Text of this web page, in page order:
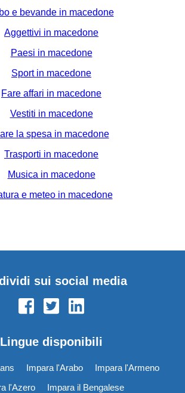
e bevande in macedone
Aggettivi in macedone
Paesi in macedone
Sport in macedone
Fare affari in macedone
Vestiti in macedone
la spesa in macedone
Trasporti in macedone
Musica in macedone
e meteo in macedone
sui social media
Lingue disponibili
Impara l'Arabo
Impara l'Armeno
l'Azero
Impara il Bengalese